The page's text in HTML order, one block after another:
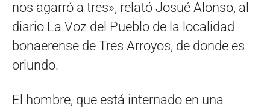
nos agarró a tres», relató Josué Alonso, al
diario La Voz del Pueblo de la localidad
bonaerense de Tres Arroyos, de donde es
oriundo.
El hombre, que está internado en una